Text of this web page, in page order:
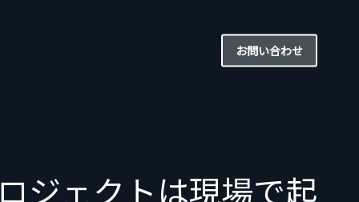
お問い合わせ
ジェクトは現場で起